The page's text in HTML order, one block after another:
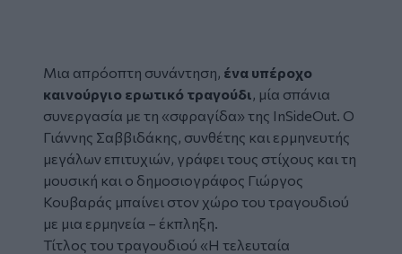
Μια απρόοπτη συνάντηση, ένα υπέροχο
καινούργιο ερωτικό τραγούδι, μία σπάνια
συνεργασία με τη «σφραγίδα» της InSideOut. Ο
Γιάννης Σαββιδάκης, συνθέτης και ερμηνευτής
μεγάλων επιτυχιών, γράφει τους στίχους και τη
μουσική και ο δημοσιογράφος Γιώργος
Κουβαράς μπαίνει στον χώρο του τραγουδιού
με μια ερμηνεία – έκπληξη.
Τίτλος του τραγουδιού «Η τελευταία